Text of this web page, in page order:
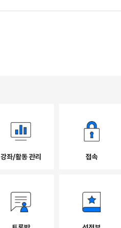
강좌/활동 관리 접속